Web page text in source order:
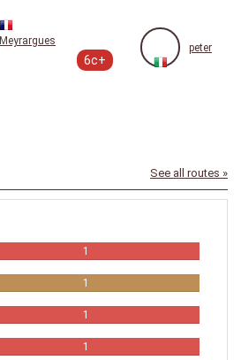
Meyrargues
6c+
peter
See all routes »
1
1
1
1